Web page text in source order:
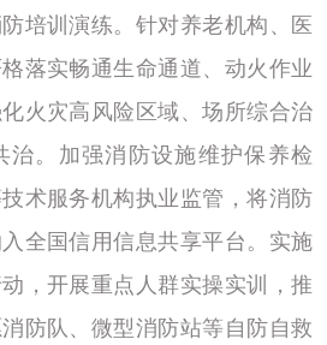
培训演练。针对养老机构、医
落实畅通生命通道、动火作业
火灾高风险区域、场所综合治
治。加强消防设施维护保养检
术服务机构执业监管，将消防
全国信用信息共享平台。实施
，开展重点人群实操实训，推
防队、微型消防站等自防自救